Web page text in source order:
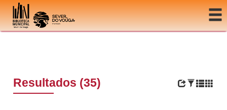
Ir para o conteúdo
Resultados (35)